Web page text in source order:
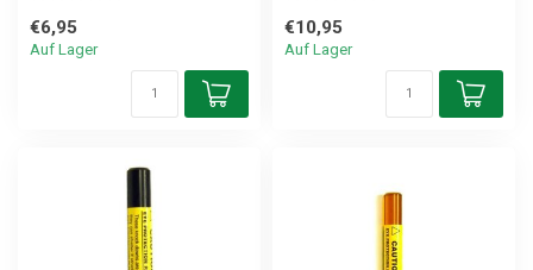
€6,95
Auf Lager
€10,95
Auf Lager